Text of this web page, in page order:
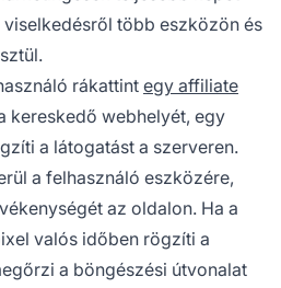
több eszközön és
rákattint egy affiliate
kereskedő webhelyét, egy
a látogatást a szerveren.
a felhasználó eszközére,
az oldalon. Ha a
valós időben rögzíti a
a böngészési útvonalat